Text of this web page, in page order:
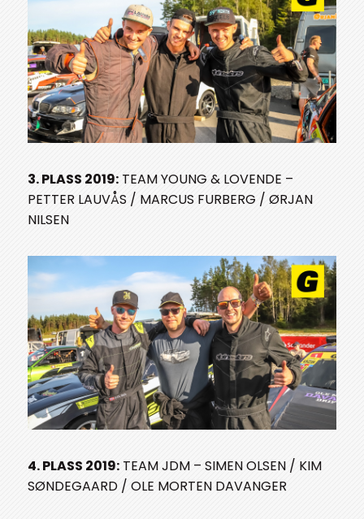
3. PLASS 2019: TEAM YOUNG & LOVENDE –
PETTER LAUVÅS / MARCUS FURBERG / ØRJAN
NILSEN
4. PLASS 2019: TEAM JDM – SIMEN OLSEN / KIM
SØNDEGAARD / OLE MORTEN DAVANGER